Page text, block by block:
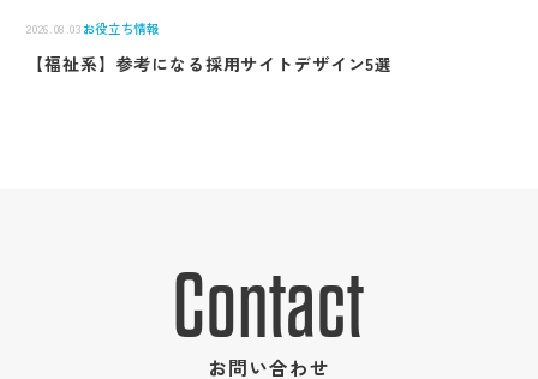
2026.08.03 お役立ち情報
【福祉系】参考になる採用サイトデザイン5選
Contact
お問い合わせ